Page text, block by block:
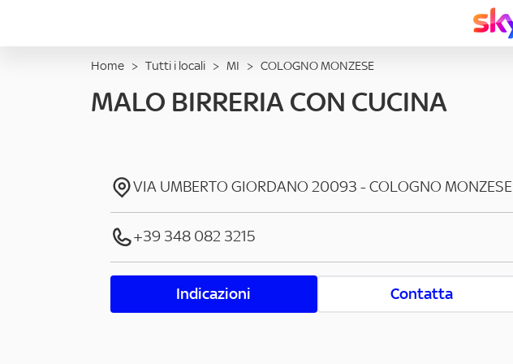
Home > Tutti i locali > MI > COLOGNO MONZESE
MALO BIRRERIA CON CUCINA
VIA UMBERTO GIORDANO 20093 -COLOGNO MONZESE
+39 348 082 3215
Indicazioni Contatta